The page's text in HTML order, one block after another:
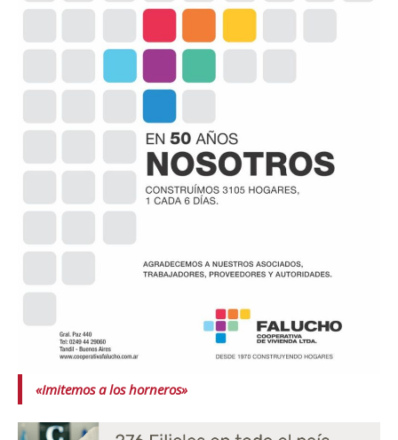
«Imitemos a los horneros»